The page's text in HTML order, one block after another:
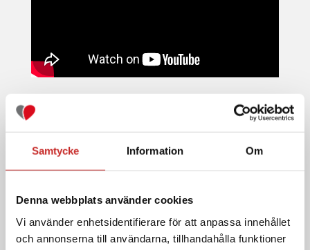
Samtycke Information Om
Denna webbplats använder cookies
Vi använder enhetsidentifierare för att anpassa innehållet
och annonserna till användarna, tillhandahålla funktioner
Annan information i kategorin
INSTRUKTIONSFILM -